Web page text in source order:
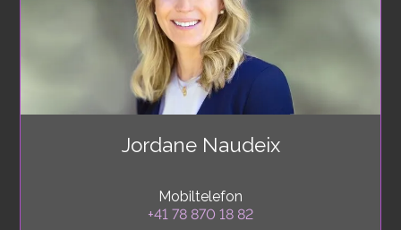
Jordane Naudeix
Mobiltelefon
+41 78 870 18 82